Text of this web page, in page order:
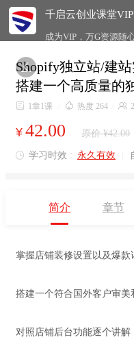
千启云创业课堂VIP
成为VIP，万G资源随

Shopify独立站/建
搭建一个高质量的
 1章1课  热度 264 
¥ 42.00 原价 ¥42.00
 学习时效 : 永久有效
简介 章节
掌握店铺装修设置以及爆款
搭建一个符合国外客户审美
对照店铺后台功能逐个讲解